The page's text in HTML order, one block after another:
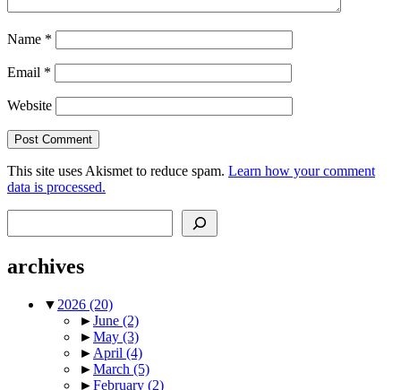
Name *
Email *
Website
This site uses Akismet to reduce spam. Learn how your comment
data is processed.
archives
▼ 2026 (20)
►June (2)
►May (3)
► April (4)
►March (5)
►February (2)